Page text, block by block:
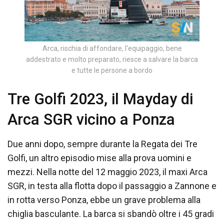
Arca, rischia di affondare, l'equipaggio, bene
addestrato e molto preparato, riesce a salvare la barca
e tutte le persone a bordo
Tre Golfi 2023, il Mayday di
Arca SGR vicino a Ponza
Due anni dopo, sempre durante la Regata dei Tre
Golfi, un altro episodio mise alla prova uomini e
mezzi. Nella notte del 12 maggio 2023, il maxi Arca
SGR, in testa alla flotta dopo il passaggio a Zannone e
in rotta verso Ponza, ebbe un grave problema alla
chiglia basculante. La barca si sbandò oltre i 45 gradi